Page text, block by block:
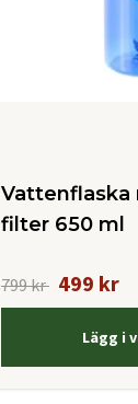
filter 650 ml
799 kr 499 kr
Lägg i